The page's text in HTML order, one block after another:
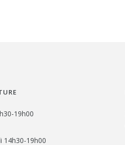
19h00
14h30-19h00